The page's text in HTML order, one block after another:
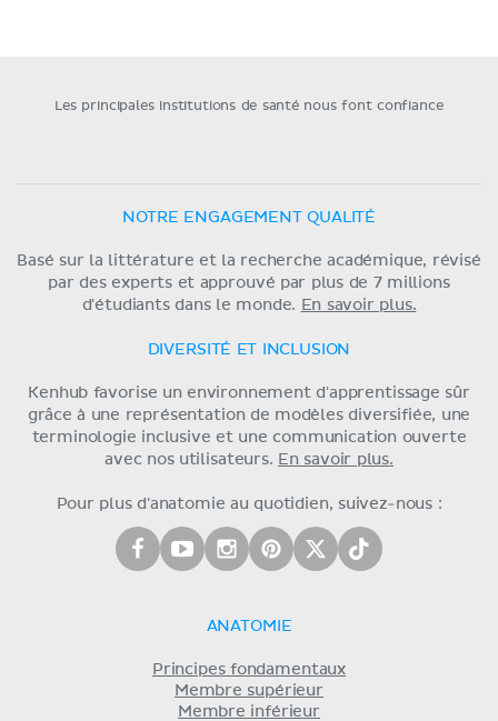
Les principales institutions de santé nous font confiance
NOTRE ENGAGEMENT QUALITÉ
Basé sur la littérature et la recherche académique, révisé
par des experts et approuvé par plus de 7 millions
d'étudiants dans le monde. En savoir plus.
DIVERSITÉ ET INCLUSION
Kenhub favorise un environnement d'apprentissage sûr
grâce à une représentation de modèles diversifiée, une
terminologie inclusive et une communication ouverte
avec nos utilisateurs. En savoir plus.
Pour plus d'anatomie au quotidien, suivez-nous :
ANATOMIE
Principes fondamentaux
Membre supérieur
Membre inférieur